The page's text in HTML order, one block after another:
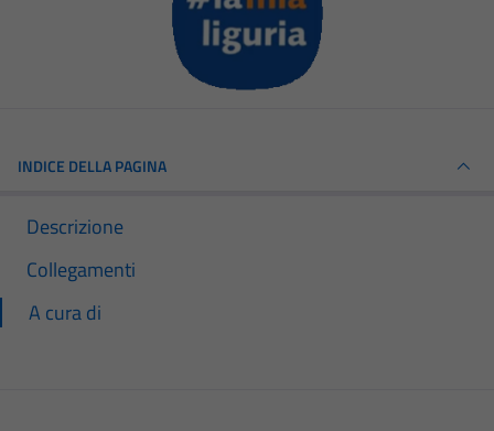
INDICE DELLA PAGINA
Descrizione
Collegamenti
A cura di